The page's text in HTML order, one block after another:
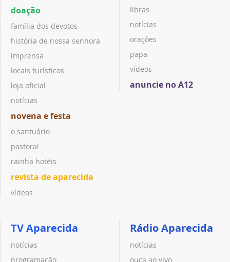
doação
família dos devotos
história de nossa senhora
imprensa
locais turísticos
loja oficial
notícias
novena e festa
o santuário
pastoral
rainha hotéis
revista de aparecida
vídeos
libras
notícias
orações
papa
vídeos
anuncie no A12
TV Aparecida
notícias
programação
Rádio Aparecida
notícias
ouça ao vivo